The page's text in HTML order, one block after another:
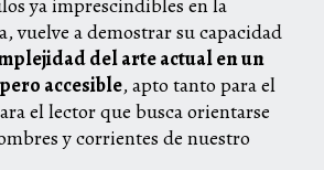
ya imprescindibles en la
vuelve a demostrar su capacidad
del arte actual en un
accesible, apto tanto para el
el lector que busca orientarse
y corrientes de nuestro